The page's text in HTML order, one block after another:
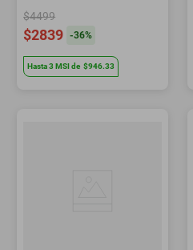
$4499
$2839 -36%
Hasta3 MSIde $946.33